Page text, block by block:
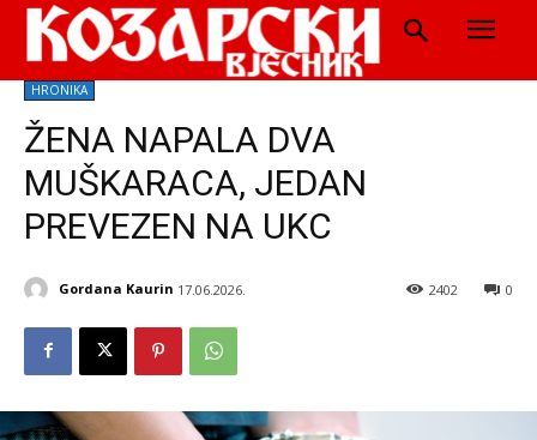
HRONIKA
ŽENA NAPALA DVA
MUŠKARACA, JEDAN
PREVEZEN NA UKC
Gordana Kaurin 17.06.2026. 0
2402